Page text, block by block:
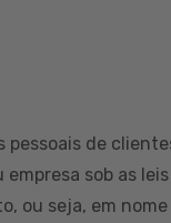
pessoais de
sob as
ou seja, em